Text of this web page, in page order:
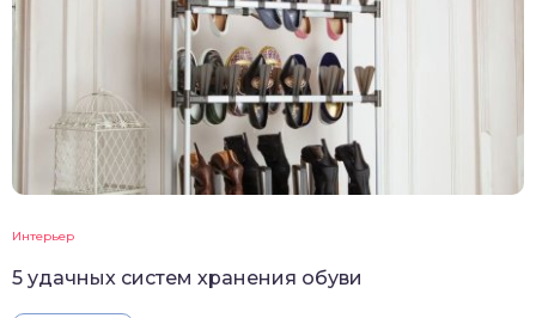
Интерьер
5 удачных систем хранения обуви